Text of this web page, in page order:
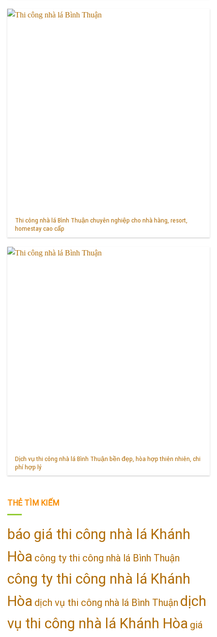
Thi công nhà lá Bình Thuận chuyên nghiệp cho nhà hàng, resort,
homestay cao cấp
Dịch vụ thi công nhà lá Bình Thuận bền đẹp, hòa hợp thiên nhiên, chi
phí hợp lý
THẺ TÌM KIẾM
báo giá thi công nhà lá Khánh
Hòa công ty thi công nhà lá Bình Thuận
công ty thi công nhà lá Khánh
Hòa dịch vụ thi công nhà lá Bình Thuận dịch
vụ thi công nhà lá Khánh Hòa giá